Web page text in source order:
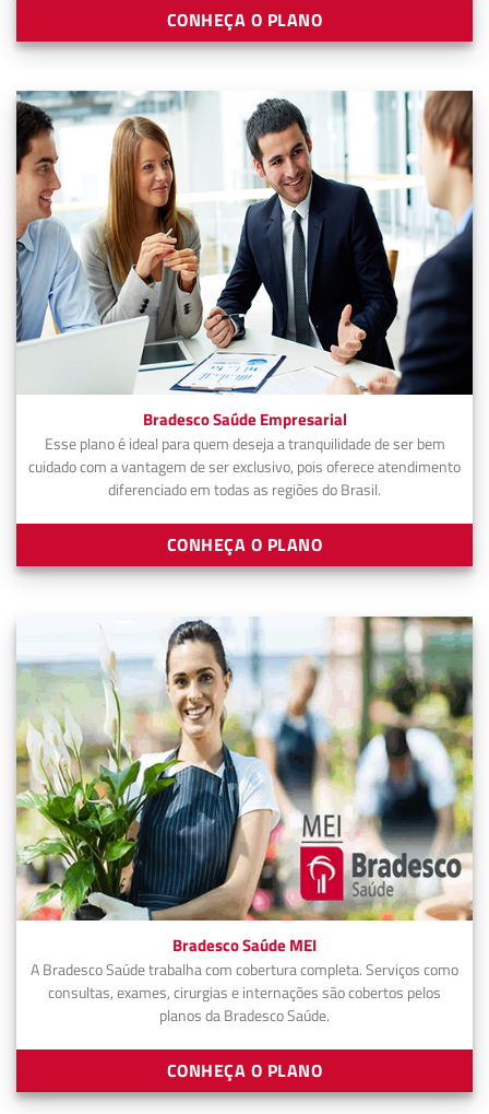
CONHEÇA O PLANO
Bradesco Saúde Empresarial
Esse plano é ideal para quem deseja a tranquilidade de ser bem
cuidado com a vantagem de ser exclusivo, pois oferece atendimento
diferenciado em todas as regiões do Brasil.
CONHEÇA O PLANO
Bradesco Saúde MEI
A Bradesco Saúde trabalha com cobertura completa. Serviços como
consultas, exames, cirurgias e internações são cobertos pelos
planos da Bradesco Saúde.
CONHEÇA O PLANO